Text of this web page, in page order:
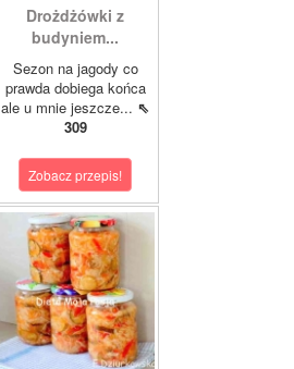
Drożdżówki z
budyniem...
Sezon na jagody co
prawda dobiega końca
ale u mnie jeszcze... ⇖
309
Zobacz przepis!